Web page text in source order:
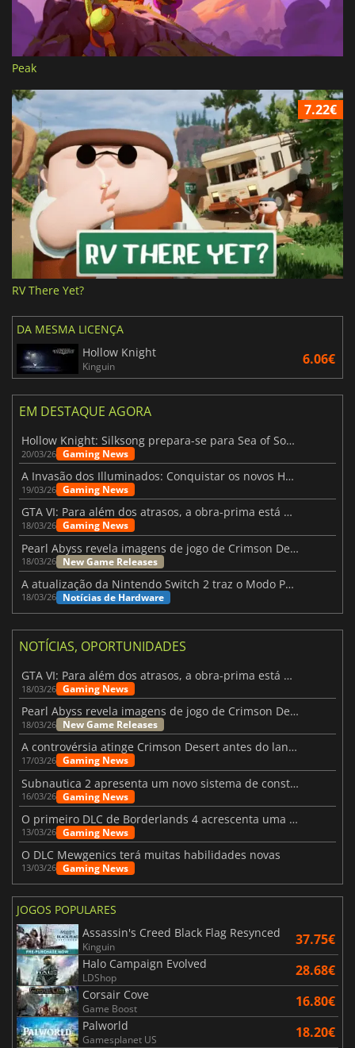
Peak
7.22€
RV There Yet?
DA MESMA LICENÇA
Hollow Knight
Kinguin 6.06€
EM DESTAQUE AGORA
Hollow Knight: Silksong prepara-se para Sea of Sorrow com um patch
20/03/26 Gaming News
A Invasão dos Illuminados: Conquistar os novos Helldivers 2 Atualização!
19/03/26 Gaming News
GTA VI: Para além dos atrasos, a obra-prima está quase a chegar
18/03/26 Gaming News
Pearl Abyss revela imagens de jogo de Crimson Desert para a PS5
18/03/26 New Game Releases
A atualização da Nintendo Switch 2 traz o Modo Portátil aos jogos mais antigos da Switch
18/03/26 Notícias de Hardware
NOTÍCIAS, OPORTUNIDADES
GTA VI: Para além dos atrasos, a obra-prima está quase a chegar
18/03/26 Gaming News
Pearl Abyss revela imagens de jogo de Crimson Desert para a PS5
18/03/26 New Game Releases
A controvérsia atinge Crimson Desert antes do lançamento
17/03/26 Gaming News
Subnautica 2 apresenta um novo sistema de construção de bases
16/03/26 Gaming News
O primeiro DLC de Borderlands 4 acrescenta uma nova personagem e muito mais
13/03/26 Gaming News
O DLC Mewgenics terá muitas habilidades novas
13/03/26 Gaming News
JOGOS POPULARES
Assassin's Creed Black Flag Resynced
Kinguin 37.75€
Halo Campaign Evolved
LDShop 28.68€
Corsair Cove
Game Boost 16.80€
Palworld
Gamesplanet US 18.20€